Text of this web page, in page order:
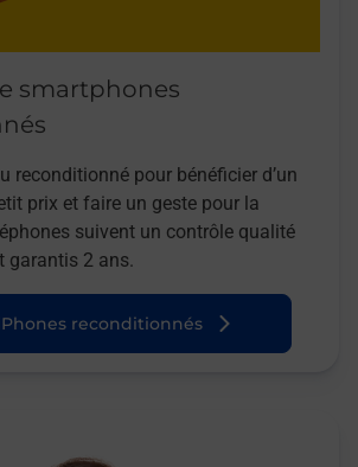
smartphones
reconditionné pour bénéficier d’un
prix et faire un geste pour la
suivent un contrôle qualité
garantis 2 ans.
reconditionnés